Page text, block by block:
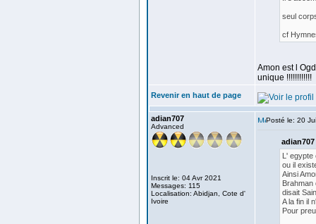
seul
cf
Amon est l
unique !!!!!!!!!!!!
Revenir en haut de page
adian707
Advanced
Inscrit le: 04 Avr 2021
Messages: 115
Localisation: Abidjan, Cote d'
Ivoire
Posté le: 20
L' egypte
ou il
Ainsi
Brahman
disait
A la fin il
Pour